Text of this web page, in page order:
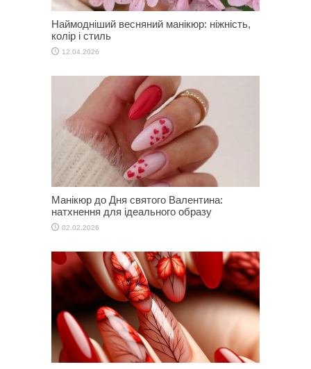
Наймодніший весняний манікюр: ніжність,
колір і стиль
12.04.2026
Манікюр до Дня святого Валентина:
натхнення для ідеального образу
02.02.2026